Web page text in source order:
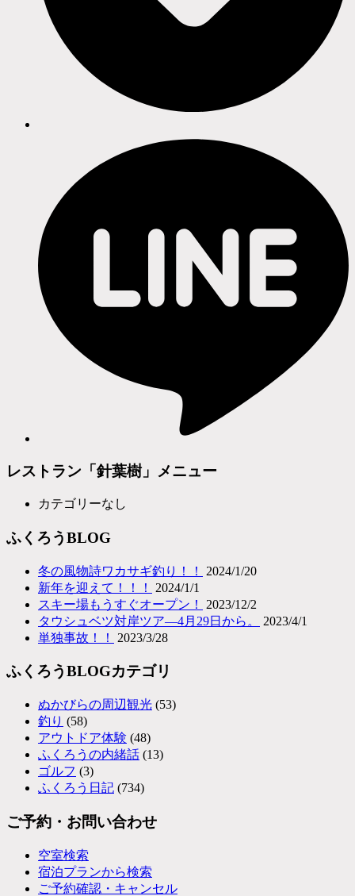
レストラン「針葉樹」メニュー
カテゴリーなし
ふくろうBLOG
冬の風物詩ワカサギ釣り！！
2024/1/20
新年を迎えて！！！
2024/1/1
スキー場もうすぐオープン！
2023/12/2
タウシュベツ対岸ツア―4月29日から。
2023/4/1
単独事故！！
2023/3/28
ふくろうBLOGカテゴリ
ぬかびらの周辺観光 (53)
釣り (58)
アウトドア体験 (48)
ふくろうの内緒話 (13)
ゴルフ (3)
ふくろう日記 (734)
ご予約・お問い合わせ
空室検索
宿泊プランから検索
ご予約確認・キャンセル